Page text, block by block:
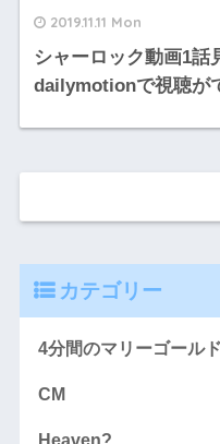
2019.11.11 Mon
シャーロック動画1話
dailymotionで視聴が
カテゴリー
4分間のマリーゴールド
CM